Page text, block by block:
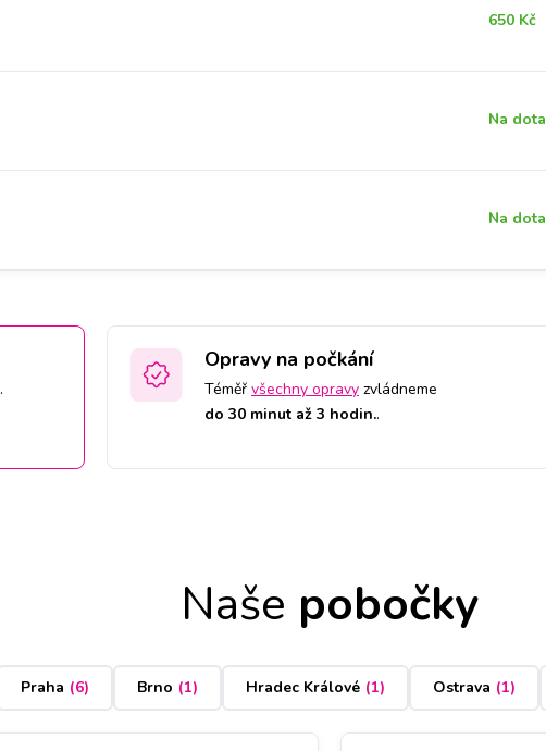
650 Kč
Na
Na
.
Opravy na počkání
Téměř všechny opravy zvládneme
do 30 minut až 3 hodin..
Naše pobočky
Praha (6) Brno (1) Hradec Králové (1) Ostrava (1)